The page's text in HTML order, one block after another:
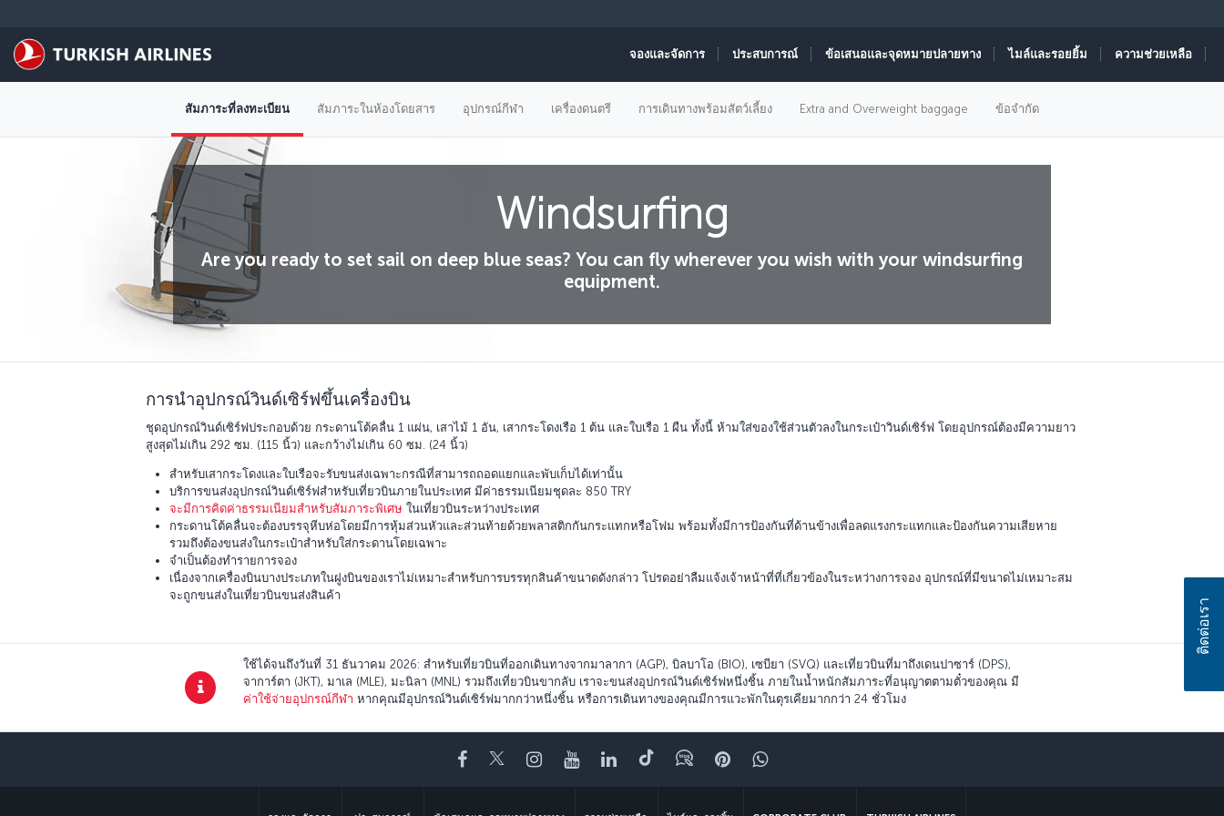
จองและจัดการ ประสบการณ์ ข้อเสนอและจุดหมายปลายทาง ไมล์และรอยยิ้ม ความช่วยเหลือ
สัมภาระที่ลงทะเบียน สัมภาระในห้องโดยสาร อุปกรณ์กีฬา เครื่องดนตรี การเดินทางพร้อมสัตว์เลี้ยง Extra and Overweight baggage ข้อจำกัด
Windsurfing
Are you ready to set sail on deep blue seas? You can fly wherever you wish with your windsurfing
equipment.
การนำอุปกรณ์วินด์เซิร์ฟขึ้นเครื่องบิน
ชุดอุปกรณ์วินด์เซิร์ฟประกอบด้วย กระดานโต้คลื่น 1 แผ่น, เสาไม้ 1 อัน, เสากระโดงเรือ 1 ต้น และใบเรือ 1 ผืน ทั้งนี้ ห้ามใส่ของใช้ส่วนตัวลงในกระเป๋าวินด์เซิร์ฟ โดยอุปกรณ์ต้องมีความยาว
สูงสุดไม่เกิน 292 ซม. (115 นิ้ว) และกว้างไม่เกิน 60 ซม. (24 นิ้ว)
สำหรับเสากระโดงและใบเรือจะรับขนส่งเฉพาะกรณีที่สามารถถอดแยกและพับเก็บได้เท่านั้น
บริการขนส่งอุปกรณ์วินด์เซิร์ฟสำหรับเที่ยวบินภายในประเทศ มีค่าธรรมเนียมชุดละ 850 TRY
จะมีการคิดค่าธรรมเนียมสำหรับสัมภาระพิเศษ ในเที่ยวบินระหว่างประเทศ
กระดานโต้คลื่นจะต้องบรรจุหีบห่อโดยมีการหุ้มส่วนหัวและส่วนท้ายด้วยพลาสติกกันกระแทกหรือโฟม พร้อมทั้งมีการป้องกันที่ด้านข้างเพื่อลดแรงกระแทกและป้องกันความเสียหาย
รวมถึงต้องขนส่งในกระเป๋าสำหรับใส่กระดานโดยเฉพาะ
จำเป็นต้องทำรายการจอง
เนื่องจากเครื่องบินบางประเภทในฝูงบินของเราไม่เหมาะสำหรับการบรรทุกสินค้าขนาดดังกล่าว โปรดอย่าลืมแจ้งเจ้าหน้าที่ที่เกี่ยวข้องในระหว่างการจอง อุปกรณ์ที่มีขนาดไม่เหมาะสม
จะถูกขนส่งในเที่ยวบินขนส่งสินค้า
ใช้ได้จนถึงวันที่ 31 ธันวาคม 2026: สำหรับเที่ยวบินที่ออกเดินทางจากมาลากา (AGP), บิลบาโอ (BIO), เซบียา (SVQ) และเที่ยวบินที่มาถึงเดนปาซาร์ (DPS),
จาการ์ตา (JKT), มาเล (MLE), มะนิลา (MNL) รวมถึงเที่ยวบินขากลับ เราจะขนส่งอุปกรณ์วินด์เซิร์ฟหนึ่งชิ้น ภายในน้ำหนักสัมภาระที่อนุญาตตามตั๋วของคุณ มี
ค่าใช้จ่ายอุปกรณ์กีฬา หากคุณมีอุปกรณ์วินด์เซิร์ฟมากกว่าหนึ่งชิ้น หรือการเดินทางของคุณมีการแวะพักในตุรเคียมากกว่า 24 ชั่วโมง
Facebook
TwitterInstagram
YouTubeLinkedIn
Tiktokบล็อกพินเทอเรสต์
Whatsapp
ติดต่อเรา